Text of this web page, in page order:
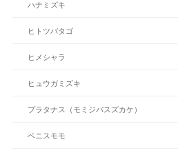
ハナミズキ
ヒトツバタゴ
ヒメシャラ
ヒュウガミズキ
プラタナス（モミジバスズカケ）
ベニスモモ